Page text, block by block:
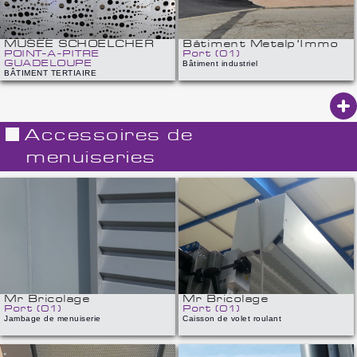
MUSEE SCHOELCHER
POINT-A-PITRE
GUADELOUPE
BÂTIMENT TERTIAIRE
Epaisseur : 10 dixièmes
Surface totale : 90 m²
Motifs : gouttes d'eau
Bâtiment Metalp'Immo
Port (01)
Bâtiment industriel
Accessoires de
menuiseries
Mr Bricolage
Port (01)
Jambage de menuiserie
Port (01)
Jambage de menuiserie
Mr Bricolage
Port (01)
Caisson de volet roulant
Mr Bricolage
Caisson de volet roulant
Mr Bricolage Mr Bricolage